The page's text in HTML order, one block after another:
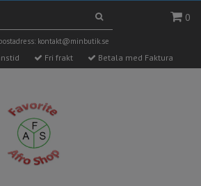
0
kontakt@minbutik.se
Fri frakt Betala med Faktura